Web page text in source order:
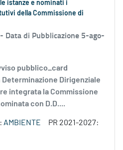
istanze e nominati i
della Commissione di
Data di Pubblicazione 5-ago-
pubblico_card
Dirigenziale
integrata la Commissione
con D.D....
AMBIENTE
PR 2021-2027: